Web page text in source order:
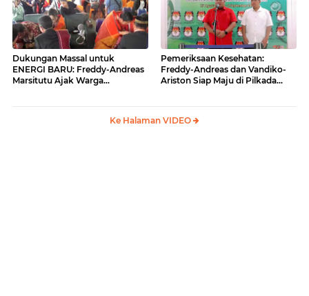
Dukungan Massal untuk
ENERGI BARU: Freddy-Andreas
Marsitutu Ajak Warga
Pemeriksaan Kesehatan:
Freddy-Andreas dan Vandiko-
Ariston Siap Maju di Pilkada
Ke Halaman VIDEO